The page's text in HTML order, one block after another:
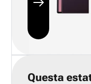
Questa